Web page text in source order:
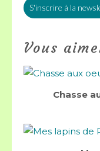
S'inscrire à la
Vous
Chasse